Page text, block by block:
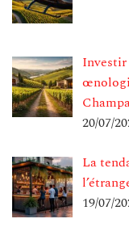
Investir
20/07/
La
19/07/